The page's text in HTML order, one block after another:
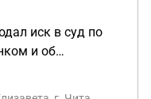
иск в суд по
и об
моей